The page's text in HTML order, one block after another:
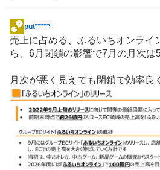
掲
示
板
事
put*****
売上に占める、ふるいちオンライ
ら、6月閉鎖の影響で7月の月次は
月次が悪く見えても閉鎖で効率良